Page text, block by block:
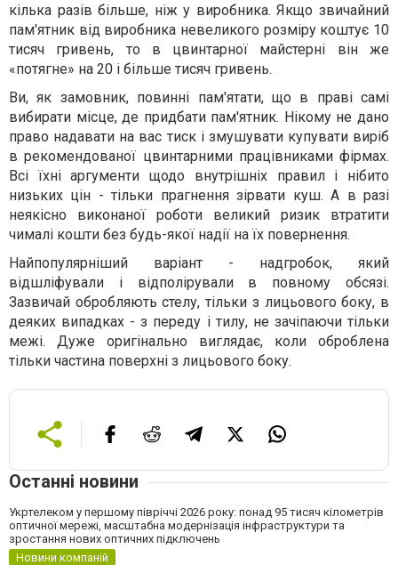
кілька разів більше, ніж у виробника. Якщо звичайний
пам'ятник від виробника невеликого розміру коштує 10
тисяч гривень, то в цвинтарної майстерні він же
«потягне» на 20 і більше тисяч гривень.
Ви, як замовник, повинні пам'ятати, що в праві самі
вибирати місце, де придбати пам'ятник. Нікому не дано
право надавати на вас тиск і змушувати купувати виріб
в рекомендованої цвинтарними працівниками фірмах.
Всі їхні аргументи щодо внутрішніх правил і нібито
низьких цін - тільки прагнення зірвати куш. А в разі
неякісно виконаної роботи великий ризик втратити
чималі кошти без будь-якої надії на їх повернення.
Найпопулярніший варіант - надгробок, який
відшліфували і відполірували в повному обсязі.
Зазвичай обробляють стелу, тільки з лицьового боку, в
деяких випадках - з переду і тилу, не зачіпаючи тільки
межі. Дуже оригінально виглядає, коли оброблена
тільки частина поверхні з лицьового боку.
Останні новини
Укртелеком у першому півріччі 2026 року: понад 95 тисяч кілометрів
оптичної мережі, масштабна модернізація інфраструктури та
зростання нових оптичних підключень
Новини компаній